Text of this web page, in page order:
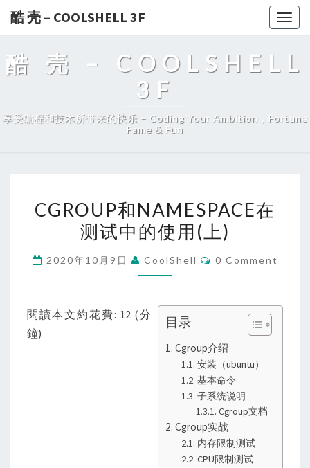
酷 壳 – COOLSHELL 3F
酷 壳 – COOLSHELL
3F
享受编程和技术所带来的快乐 – Coding Your Ambition，Fortune
Fame & Fun
和
NAMESPACE
中
使
CGROUP和NAMESPACE在
测试中的使用(上)
2020年10月9日 CoolShell Comments
0 Comment
目录
Cgroup介绍
安装（ubuntu）
基本命令
子系统说明
Cgroup文档
Cgroup实战
内存限制测试
CPU限制测试
閱讀本文約花費: 12 (分
鐘)